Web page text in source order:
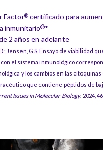
Factor® certificado para
inmunitario®*
2 años en adelante
Jensen, G.S. Ensayo de viabilidad
el sistema inmunológico
y los cambios en las
que contiene péptidos de
Issues in Molecular Biology. 2024,